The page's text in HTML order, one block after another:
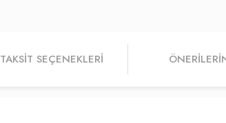
TAKSIT SEÇENEKLERI